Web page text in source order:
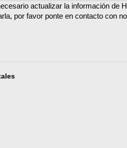
actualizar la información de
por favor ponte en contacto con